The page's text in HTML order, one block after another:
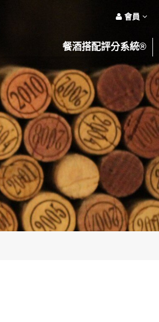
會員
餐酒搭配評分系統®